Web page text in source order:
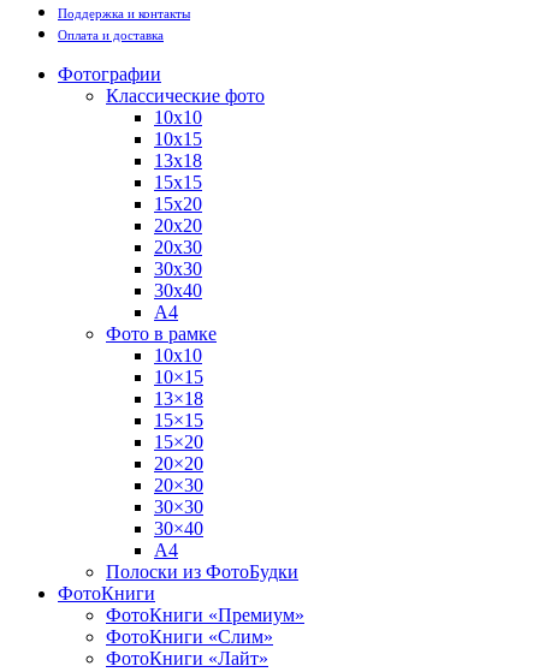
Поддержка и контакты
Оплата и доставка
Фотографии
Классические фото
10х10
10х15
13х18
15х15
15х20
20х20
20х30
30х30
30х40
А4
Фото в рамке
10х10
10×15
13×18
15×15
15×20
20×20
20×30
30×30
30×40
A4
Полоски из ФотоБудки
ФотоКниги
ФотоКниги «Премиум»
ФотоКниги «Слим»
ФотоКниги «Лайт»